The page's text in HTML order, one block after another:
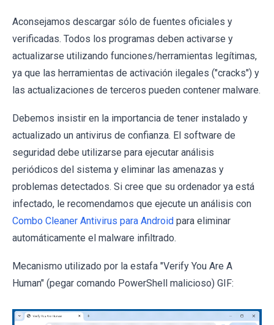
Aconsejamos descargar sólo de fuentes oficiales y
verificadas. Todos los programas deben activarse y
actualizarse utilizando funciones/herramientas legítimas,
ya que las herramientas de activación ilegales ("cracks") y
las actualizaciones de terceros pueden contener malware.
Debemos insistir en la importancia de tener instalado y
actualizado un antivirus de confianza. El software de
seguridad debe utilizarse para ejecutar análisis
periódicos del sistema y eliminar las amenazas y
problemas detectados. Si cree que su ordenador ya está
infectado, le recomendamos que ejecute un análisis con
Combo Cleaner Antivirus para Android para eliminar
automáticamente el malware infiltrado.
Mecanismo utilizado por la estafa "Verify You Are A
Human" (pegar comando PowerShell malicioso) GIF: